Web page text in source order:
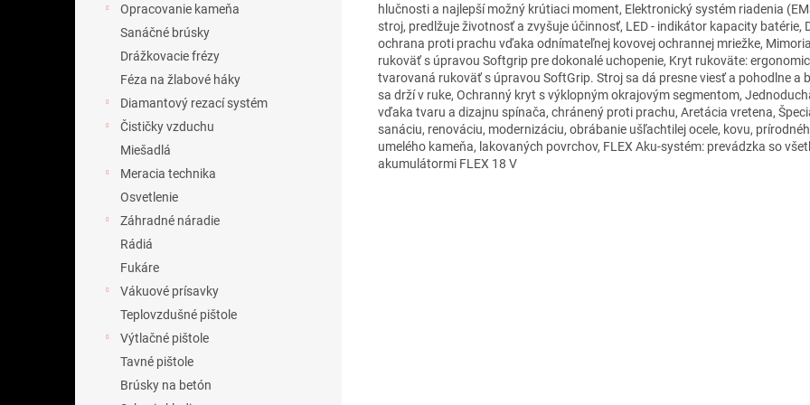
Opracovanie kameňa
Sanáčné brúsky
Drážkovacie frézy
Féza na žlabové háky
Diamantový rezací systém
Čističky vzduchu
Miešadlá
Meracia technika
Osvetlenie
Záhradné náradie
Rádiá
Fukáre
Vákuové prísavky
Teplovzdušné pištole
Výtlačné pištole
Tavné pištole
Brúsky na betón
hlučnosti a najlepší možný krútiaci moment, Elektronický systém riadenia
stroj, predlžuje životnosť a zvyšuje účinnosť, LED - indikátor kapacity batérie,
ochrana proti prachu vďaka odnímateľnej kovovej ochrannej mriežke,
rukoväť s úpravou Softgrip pre dokonalé uchopenie, Kryt rukoväte:
tvarovaná rukoväť s úpravou SoftGrip. Stroj sa dá presne viesť a pohodlne a
sa drží v ruke, Ochranný kryt s výklopným okrajovým segmentom,
vďaka tvaru a dizajnu spínača, chránený proti prachu, Aretácia vretena,
sanáciu, renováciu, modernizáciu, obrábanie ušľachtilej ocele, kovu,
umelého kameňa, lakovaných povrchov, FLEX Aku-systém: prevádzka so
akumulátormi FLEX 18 V